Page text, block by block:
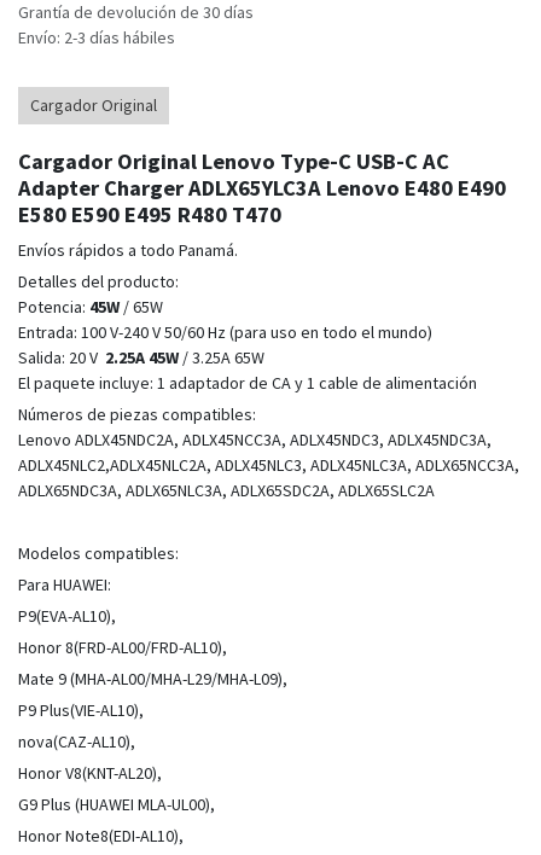
Grantía de devolución de 30 días
Envío: 2-3 días hábiles
Cargador Original
Cargador Original Lenovo Type-C USB-C AC
Adapter Charger ADLX65YLC3A Lenovo E480 E490
E580 E590 E495 R480 T470
Envíos rápidos a todo Panamá.
Detalles del producto:
Potencia: 45W/ 65W
Entrada: 100 V-240 V 50/60 Hz (para uso en todo el mundo)
Salida: 20 V 2.25A 45W/ 3.25A 65W
El paquete incluye: 1 adaptador de CA y 1 cable de alimentación
Números de piezas compatibles:
Lenovo ADLX45NDC2A, ADLX45NCC3A, ADLX45NDC3, ADLX45NDC3A,
ADLX45NLC2,ADLX45NLC2A, ADLX45NLC3, ADLX45NLC3A, ADLX65NCC3A,
ADLX65NDC3A, ADLX65NLC3A, ADLX65SDC2A, ADLX65SLC2A
Modelos compatibles:
Para HUAWEI:
P9(EVA-AL10),
Honor 8(FRD-AL00/FRD-AL10),
Mate 9 (MHA-AL00/MHA-L29/MHA-L09),
P9 Plus(VIE-AL10),
nova(CAZ-AL10),
Honor V8(KNT-AL20),
G9 Plus (HUAWEI MLA-UL00),
Honor Note8(EDI-AL10),